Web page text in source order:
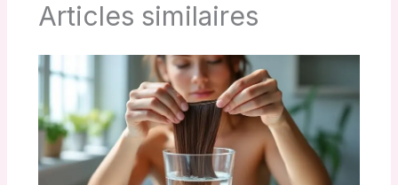
Articles similaires